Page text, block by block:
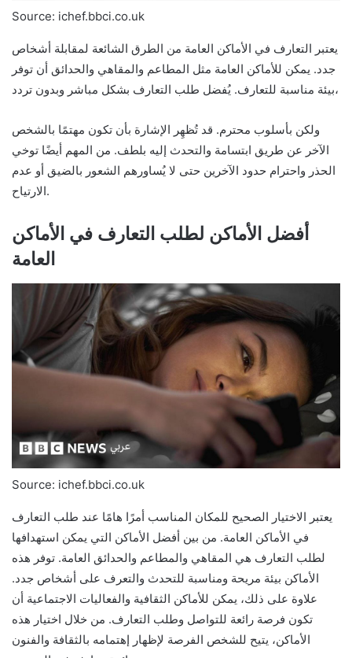
Source: ichef.bbci.co.uk
يعتبر التعارف في الأماكن العامة من الطرق الشائعة لمقابلة أشخاص
جدد. يمكن للأماكن العامة مثل المطاعم والمقاهي والحدائق أن توفر
بيئة مناسبة للتعارف. يُفضل طلب التعارف بشكل مباشر وبدون تردد،
ولكن بأسلوب محترم. قد تُظهِر الإشارة بأن تكون مهتمًا بالشخص
الآخر عن طريق ابتسامة والتحدث إليه بلطف. من المهم أيضًا توخي
الحذر واحترام حدود الآخرين حتى لا يُساورهم الشعور بالضيق أو عدم
الارتياح.
أفضل الأماكن لطلب التعارف في الأماكن
العامة
Source: ichef.bbci.co.uk
يعتبر الاختيار الصحيح للمكان المناسب أمرًا هامًا عند طلب التعارف
في الأماكن العامة. من بين أفضل الأماكن التي يمكن استهدافها
لطلب التعارف هي المقاهي والمطاعم والحدائق العامة. توفر هذه
الأماكن بيئة مريحة ومناسبة للتحدث والتعرف على أشخاص جدد.
علاوة على ذلك، يمكن للأماكن الثقافية والفعاليات الاجتماعية أن
تكون فرصة رائعة للتواصل وطلب التعارف. من خلال اختيار هذه
الأماكن، يتيح للشخص الفرصة لإظهار إهتمامه بالثقافة والفنون